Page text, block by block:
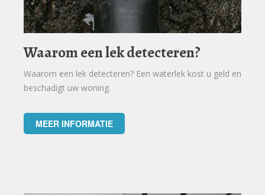
Waarom een lek detecteren?
Waarom een lek detecteren? Een waterlek kost u geld en
beschadigt uw woning.
MEER INFORMATIE